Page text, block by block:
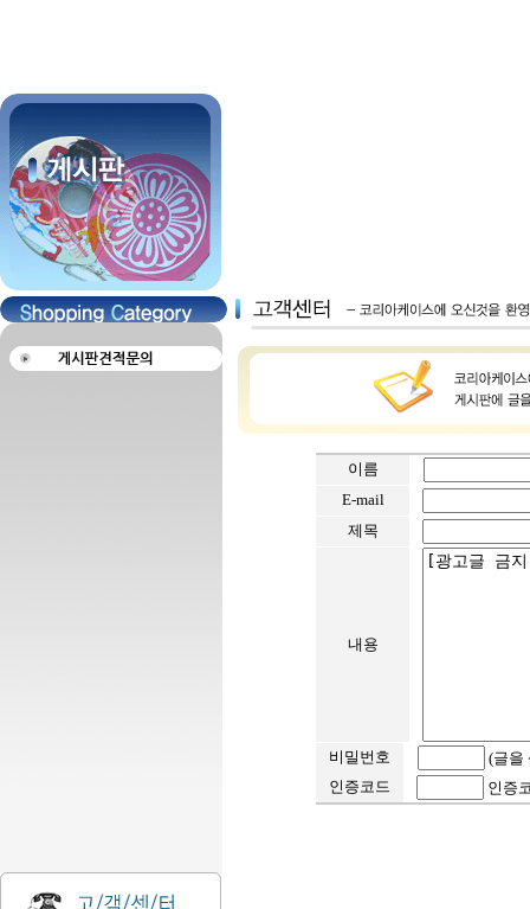
이름
E-mail
제목
내용
비밀번호
(글을
인증코드
인증